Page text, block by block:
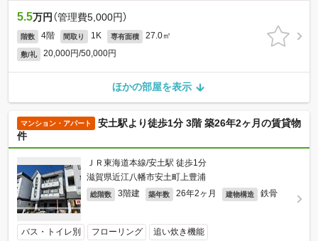
5.5万円 （管理費5,000円）
階数 4階 間取り 1K 専有面積 27.0㎡
敷/礼 20,000円/50,000円
ほかの部屋を表示
マンション・アパート
安土駅より徒歩1分 3階 築26年2ヶ月の賃貸物
件
ＪＲ東海道本線/安土駅 徒歩1分
滋賀県近江八幡市安土町上豊浦
総階数 3階建 築年数 26年2ヶ月 建物構造 鉄骨
バス・トイレ別 フローリング 追い炊き機能